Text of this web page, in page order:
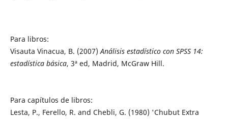
Para libros:
Visauta Vinacua, B. (2007)Análisis estadístico con SPSS 14:
estadística básica, 3ª ed, Madrid, McGraw Hill.
Para capítulos de libros:
Lesta, P., Ferello, R. and Chebli, G. (1980) 'Chubut Extra